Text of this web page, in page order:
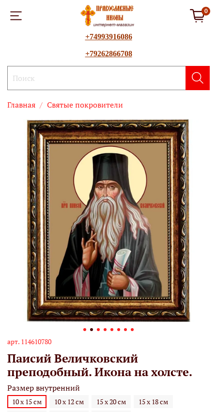
0
+74993916086
+79262866708
Главная Святые покровители
арт. 114610780
Паисий Величковский
преподобный. Икона на холсте.
Размер внутренний
10 х 15 см 10 х 12 см 15 х 20 см
15 х 18 см